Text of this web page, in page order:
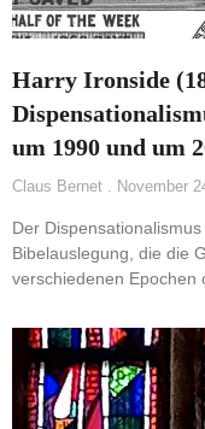
Harry Ironside
um 1990 und um
Claus Bernet November
Der
Bibelauslegung, die die
verschiedenen Epochen